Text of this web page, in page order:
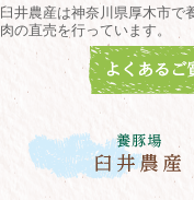
臼井農産は神奈川県厚木市で
肉の直売を行っています。